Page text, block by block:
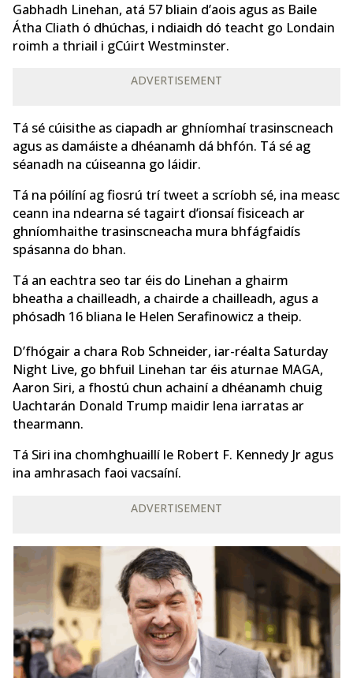
Gabhadh Linehan, atá 57 bliain d’aois agus as Baile
Átha Cliath ó dhúchas, i ndiaidh dó teacht go Londain
roimh a thriail i gCúirt Westminster.
ADVERTISEMENT
Tá sé cúisithe as ciapadh ar ghníomhaí trasinscneach
agus as damáiste a dhéanamh dá bhfón. Tá sé ag
séanadh na cúiseanna go láidir.
Tá na póilíní ag fiosrú trí tweet a scríobh sé, ina measc
ceann ina ndearna sé tagairt d’ionsaí fisiceach ar
ghníomhaithe trasinscneacha mura bhfágfaidís
spásanna do bhan.
Tá an eachtra seo tar éis do Linehan a ghairm
bheatha a chailleadh, a chairde a chailleadh, agus a
phósadh 16 bliana le Helen Serafinowicz a theip.
D’fhógair a chara Rob Schneider, iar-réalta Saturday
Night Live, go bhfuil Linehan tar éis aturnae MAGA,
Aaron Siri, a fhostú chun achainí a dhéanamh chuig
Uachtarán Donald Trump maidir lena iarratas ar
thearmann.
Tá Siri ina chomhghuaillí le Robert F. Kennedy Jr agus
ina amhrasach faoi vacsaíní.
ADVERTISEMENT